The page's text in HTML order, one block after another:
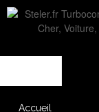
Accueil